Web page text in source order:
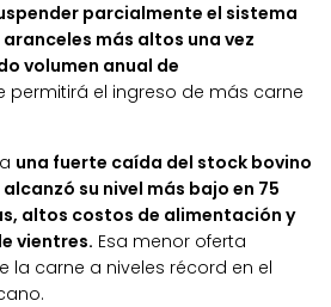
parcialmente el sistema
más altos una vez
volumen anual de
permitirá el ingreso de más carne
una fuerte caída del stock bovino
su nivel más bajo en 75
altos costos de alimentación y
vientres. Esa menor oferta
la carne a niveles récord en el